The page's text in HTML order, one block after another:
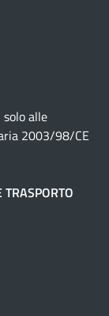
alle
2003/98/CE